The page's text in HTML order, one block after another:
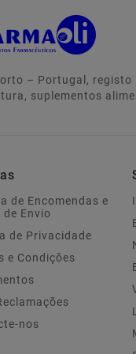
– Portugal,
suplementos
de Encomendas e
de Envio
de Privacidade
e Condições
nos